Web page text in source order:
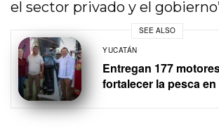
el sector privado y el
SEE ALSO
YUCATÁN
Entregan 177
fortalecer la pesca en